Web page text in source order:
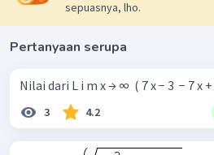
sepuasnya, lho.
Pertanyaan serupa
Nilai dari L i m x → ∞ ​ ( 7 x − 3 ​ − 7 x +
3 4.2